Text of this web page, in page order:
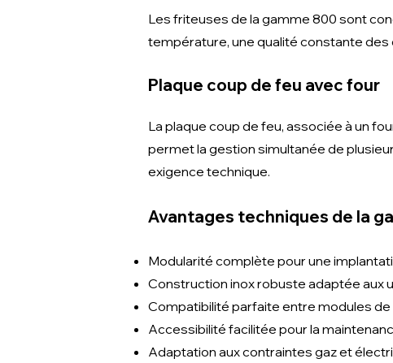
Les friteuses de la gamme 800 sont
température, une qualité constante
Plaque coup de feu avec four
La plaque coup de feu, associée à un
permet la gestion simultanée de
exigence technique.
Avantages techniques de la
Modularité complète pour une
Construction inox robuste adaptée aux
Compatibilité parfaite entre modules
Accessibilité facilitée pour la
Adaptation aux contraintes gaz et